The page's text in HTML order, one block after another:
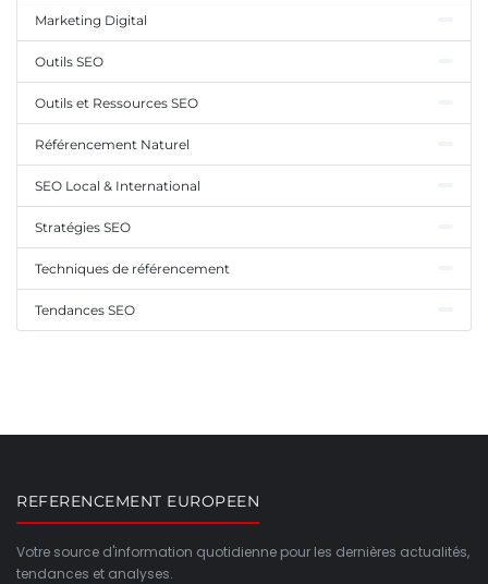
Marketing Digital
Outils SEO
Outils et Ressources SEO
Référencement Naturel
SEO Local & International
Stratégies SEO
Techniques de référencement
Tendances SEO
REFERENCEMENT EUROPEEN
Votre source d'information quotidienne pour les dernières actualités,
tendances et analyses.